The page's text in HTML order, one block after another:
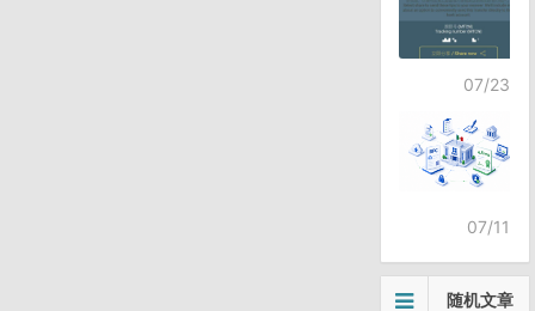
07/23
07/11
随机文章